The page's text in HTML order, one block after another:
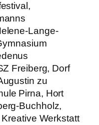
Lange-
Freiberg, Dorf
zu
Pirna, Hort
Buchholz,
Werkstatt